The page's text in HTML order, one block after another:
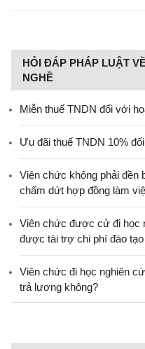
HỎI ĐÁP PHÁP LUẬT
NGHỀ
Miễn thuế TNDN đối với
Ưu đãi thuế TNDN 10%
Viên chức không phải đền
chấm dứt hợp đồng làm
Viên chức được cử đi học
được tài trợ chi phí đào
Viên chức đi học nghiên
trả lương không?